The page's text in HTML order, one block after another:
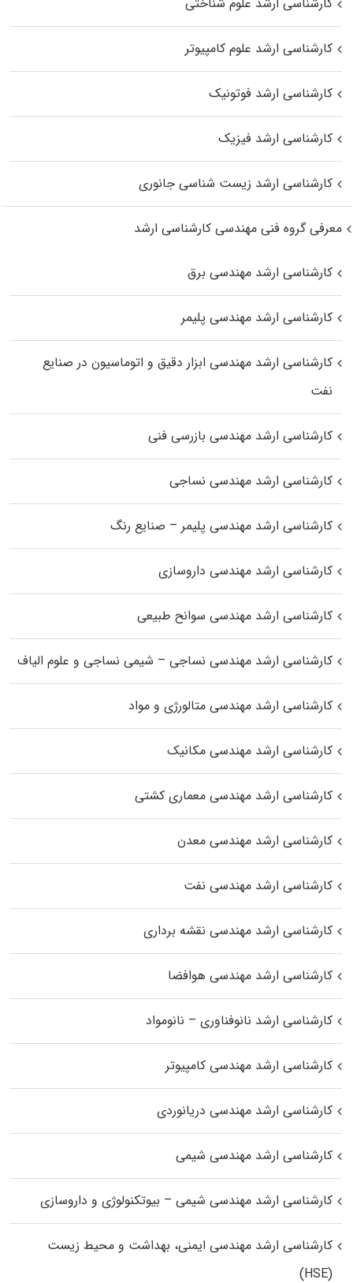
کارشناسی ارشد علوم کامپیوتر
کارشناسی ارشد فوتونیک
کارشناسی ارشد فیزیک
کارشناسی ارشد زیست‌ شناسی جانوری
معرفی گروه فنی مهندسی کارشناسی ارشد
کارشناسی ارشد مهندسی برق
کارشناسی ارشد مهندسی پلیمر
کارشناسی ارشد مهندسی ابزار دقیق و اتوماسیون در صنایع
نفت
کارشناسی ارشد مهندسی بازرسی فنی
کارشناسی ارشد مهندسی نساجی
کارشناسی ارشد مهندسی پلیمر – صنایع رنگ
کارشناسی ارشد مهندسی داروسازی
کارشناسی ارشد مهندسی سوانح طبیعی
کارشناسی ارشد مهندسی نساجی – شیمی نساجی و علوم الیاف
کارشناسی ارشد مهندسی متالورژی و مواد
کارشناسی ارشد مهندسی مکانیک
کارشناسی ارشد مهندسی معماری کشتی
کارشناسی ارشد مهندسی معدن
کارشناسی ارشد مهندسی نفت
کارشناسی ارشد مهندسی نقشه برداری
کارشناسی ارشد مهندسی هوافضا
کارشناسی ارشد نانوفناوری – نانومواد
کارشناسی ارشد مهندسی کامپیوتر
کارشناسی ارشد مهندسی دریانوردی
کارشناسی ارشد مهندسی شیمی
کارشناسی ارشد مهندسی شیمی – بیوتکنولوژی و داروسازی
کارشناسی ارشد مهندسی ایمنی، بهداشت و محیط زیست
(HSE)